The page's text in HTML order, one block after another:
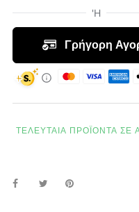
ΤΕΛΕΥΤΑΊΑ ΠΡΟΪΌΝΤΑ ΣΕ